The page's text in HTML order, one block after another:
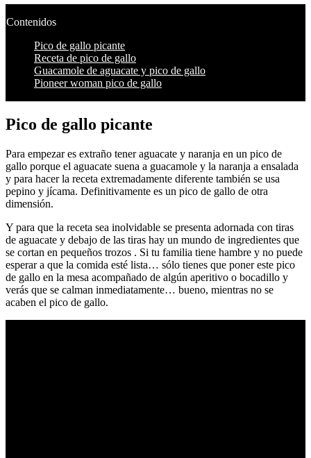
Contenidos
Pico de gallo picante
Receta de pico de gallo
Guacamole de aguacate y pico de gallo
Pioneer woman pico de gallo
Pico de gallo picante
Para empezar es extraño tener aguacate y naranja en un pico de
gallo porque el aguacate suena a guacamole y la naranja a ensalada
y para hacer la receta extremadamente diferente también se usa
pepino y jícama. Definitivamente es un pico de gallo de otra
dimensión.
Y para que la receta sea inolvidable se presenta adornada con tiras
de aguacate y debajo de las tiras hay un mundo de ingredientes que
se cortan en pequeños trozos . Si tu familia tiene hambre y no puede
esperar a que la comida esté lista… sólo tienes que poner este pico
de gallo en la mesa acompañado de algún aperitivo o bocadillo y
verás que se calman inmediatamente… bueno, mientras no se
acaben el pico de gallo.